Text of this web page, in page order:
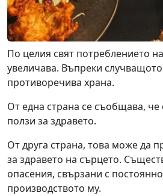
По целия свят потреблението
увеличава. Въпреки
противоречива храна.
От една страна се съобщава, че
ползи за здравето.
От друга страна, това може да
за здравето на сърцето.
опасения, свързани с
производството му.